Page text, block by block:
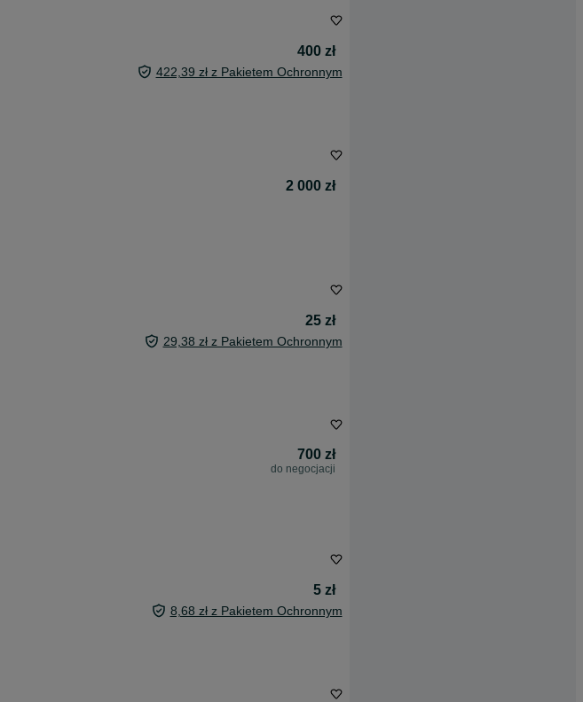
400 zł
422,39 zł z Pakietem Ochronnym
2 000 zł
25 zł
29,38 zł z Pakietem Ochronnym
700 zł
do negocjacji
5 zł
8,68 zł z Pakietem Ochronnym